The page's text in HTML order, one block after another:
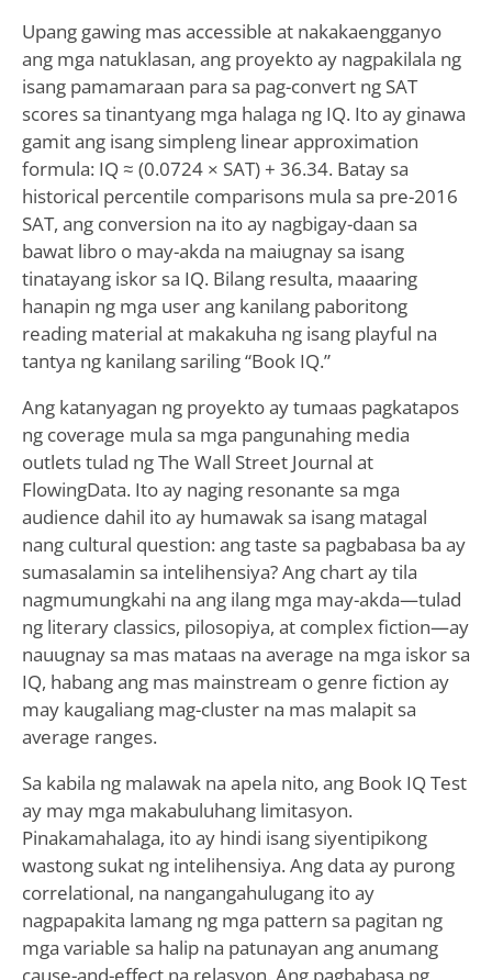
Upang gawing mas accessible at nakakaengganyo
ang mga natuklasan, ang proyekto ay nagpakilala ng
isang pamamaraan para sa pag-convert ng SAT
scores sa tinantyang mga halaga ng IQ. Ito ay ginawa
gamit ang isang simpleng linear approximation
formula: IQ ≈ (0.0724 × SAT) + 36.34. Batay sa
historical percentile comparisons mula sa pre-2016
SAT, ang conversion na ito ay nagbigay-daan sa
bawat libro o may-akda na maiugnay sa isang
tinatayang iskor sa IQ. Bilang resulta, maaaring
hanapin ng mga user ang kanilang paboritong
reading material at makakuha ng isang playful na
tantya ng kanilang sariling “Book IQ.”
Ang katanyagan ng proyekto ay tumaas pagkatapos
ng coverage mula sa mga pangunahing media
outlets tulad ng The Wall Street Journal at
FlowingData. Ito ay naging resonante sa mga
audience dahil ito ay humawak sa isang matagal
nang cultural question: ang taste sa pagbabasa ba ay
sumasalamin sa intelihensiya? Ang chart ay tila
nagmumungkahi na ang ilang mga may-akda—tulad
ng literary classics, pilosopiya, at complex fiction—ay
nauugnay sa mas mataas na average na mga iskor sa
IQ, habang ang mas mainstream o genre fiction ay
may kaugaliang mag-cluster na mas malapit sa
average ranges.
Sa kabila ng malawak na apela nito, ang Book IQ Test
ay may mga makabuluhang limitasyon.
Pinakamahalaga, ito ay hindi isang siyentipikong
wastong sukat ng intelihensiya. Ang data ay purong
correlational, na nangangahulugang ito ay
nagpapakita lamang ng mga pattern sa pagitan ng
mga variable sa halip na patunayan ang anumang